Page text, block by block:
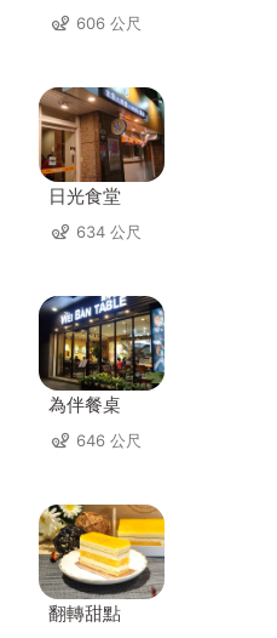
606 公尺
日光食堂
634 公尺
為伴餐桌
646 公尺
翻轉甜點